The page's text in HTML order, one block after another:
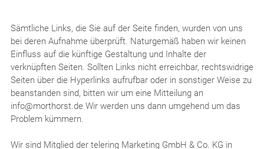
Sämtliche Links, die Sie auf der Seite finden, wurden von uns
bei deren Aufnahme überprüft. Naturgemäß haben wir keinen
Einfluss auf die künftige Gestaltung und Inhalte der
verknüpften Seiten. Sollten Links nicht erreichbar, rechtswidrige
Seiten über die Hyperlinks aufrufbar oder in sonstiger Weise zu
beanstanden sind, bitten wir um eine Mitteilung an
info@morthorst.de Wir werden uns dann umgehend um das
Problem kümmern.
Wir sind Mitglied der telering Marketing GmbH & Co. KG in